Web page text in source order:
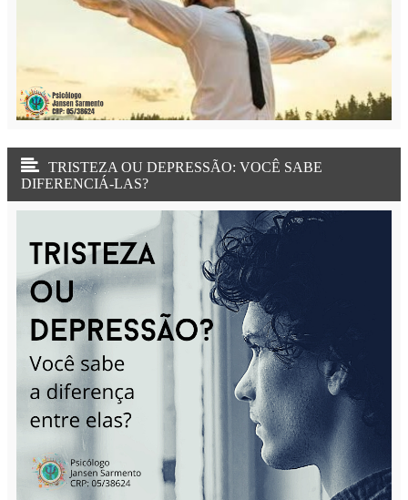
TRISTEZA OU DEPRESSÃO: VOCÊ SABE
DIFERENCIÁ-LAS?